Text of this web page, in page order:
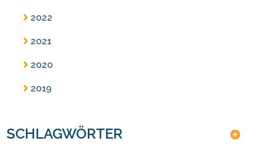
2022
2021
2020
2019
SCHLAGWÖRTER